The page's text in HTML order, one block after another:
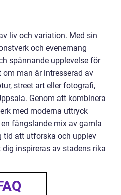
liv och variation. Med sin
och evenemang
spännande upplevelse för
man är intresserad av
street art eller fotografi,
Genom att kombinera
med moderna uttryck
fängslande mix av gamla
tid att utforska och upplev
inspireras av stadens rika